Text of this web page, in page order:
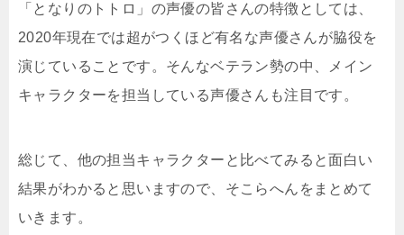
「となりのトトロ」の声優の皆さんの特徴としては、
2020年現在では超がつくほど有名な声優さんが脇役を
演じていることです。そんなベテラン勢の中、メイン
キャラクターを担当している声優さんも注目です。
総じて、他の担当キャラクターと比べてみると面白い
結果がわかると思いますので、そこらへんをまとめて
いきます。